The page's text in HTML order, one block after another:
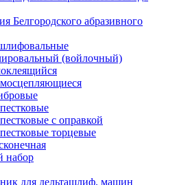
Белгородского абразивного
(войлочный)
с оправкой
торцевые
набор
для дельташлиф. машин